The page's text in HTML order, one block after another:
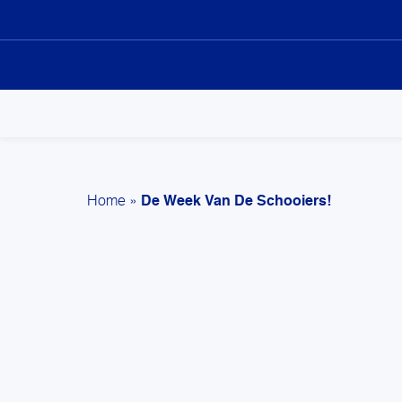
Home » De Week Van De Schooiers!